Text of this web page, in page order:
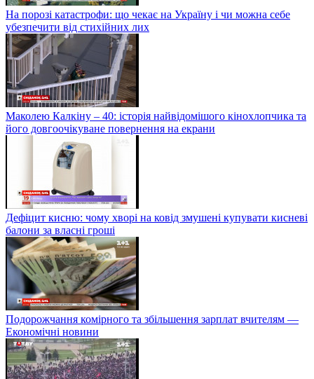
На порозі катастрофи: що чекає на Україну і чи можна себе
убезпечити від стихійних лих
Маколею Калкіну – 40: історія найвідомішого кінохлопчика та
його довгоочікуване повернення на екрани
Дефіцит кисню: чому хворі на ковід змушені купувати кисневі
балони за власні гроші
Подорожчання комірного та збільшення зарплат вчителям —
Економічні новини